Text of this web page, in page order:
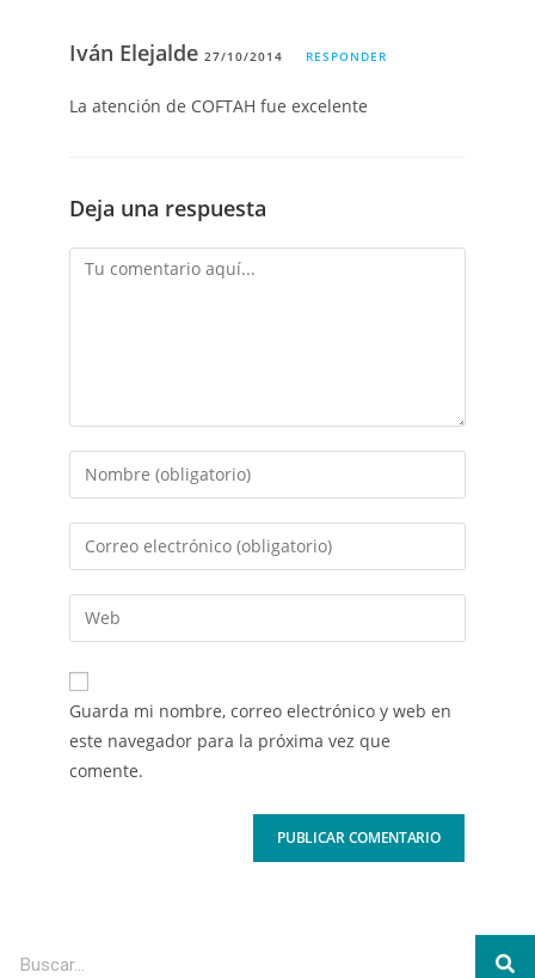
Iván Elejalde27/10/2014 RESPONDER
La atención de COFTAH fue excelente
Deja una respuesta
Guarda mi nombre, correo electrónico y web en
este navegador para la próxima vez que
comente.